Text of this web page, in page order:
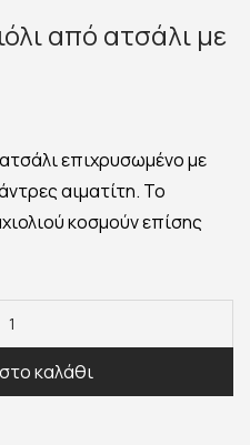
από ατσάλι με
επιχρυσωμένο με
αιματίτη. Το
κοσμούν επίσης
καλάθι